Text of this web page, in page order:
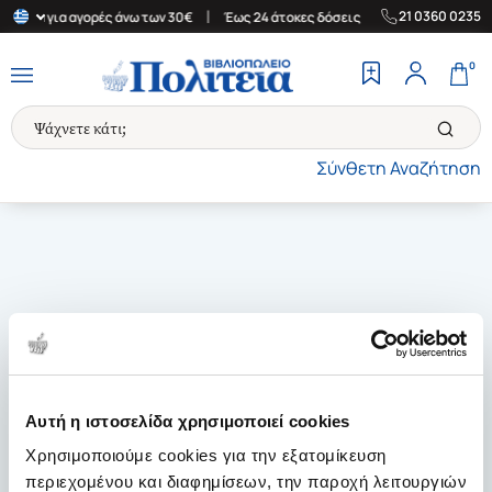
Αυτή η ιστοσελίδα χρησιμοποιεί cookies
Χρησιμοποιούμε cookies για την εξατομίκευση
περιεχομένου και διαφημίσεων, την παροχή λειτουργιών
για αγορές άνω των 30€ Έως 24 άτοκες δόσεις | Δωρεάν
21 0360 0235
Σύνθετη Αναζήτηση
0